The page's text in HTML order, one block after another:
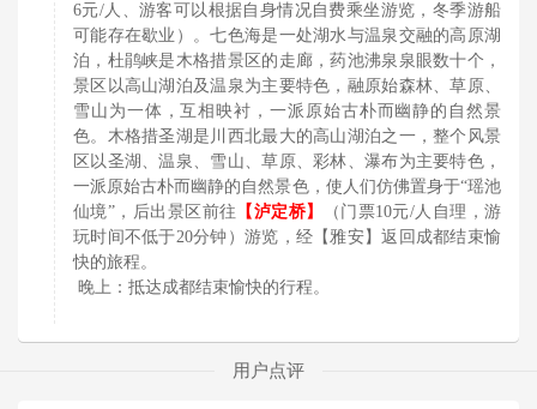
6元/人、游客可以根据自身情况自费乘坐游览，冬季游船
可能存在歇业）。七色海是一处湖水与温泉交融的高原湖
泊，杜鹃峡是木格措景区的走廊，药池沸泉泉眼数十个，
景区以高山湖泊及温泉为主要特色，融原始森林、草原、
雪山为一体，互相映衬，一派原始古朴而幽静的自然景
色。木格措圣湖是川西北最大的高山湖泊之一，整个风景
区以圣湖、温泉、雪山、草原、彩林、瀑布为主要特色，
一派原始古朴而幽静的自然景色，使人们仿佛置身于“瑶池
仙境”，后出景区前往 【 泸定桥】
（门票10元/人自理，游
玩时间不低于20分钟）游览，经【雅安】返回成都结束愉
快的旅程。
晚上：抵达成都结束愉快的行程。
用户点评